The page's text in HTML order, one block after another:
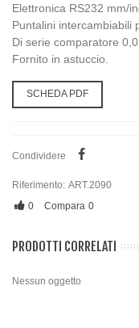
Elettronica RS232 mm/
Puntalini intercambiabili
Di serie comparatore
Fornito in astuccio.
SCHEDA PDF
Condividere
Riferimento: ART.2090
0
Compara 0
PRODOTTI CORRELATI
Nessun oggetto